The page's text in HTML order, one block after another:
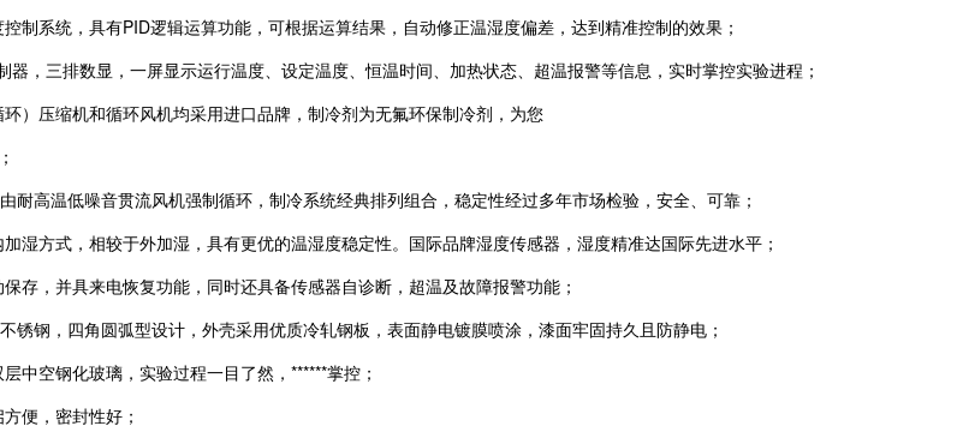
制系统，具有PID逻辑运算功能，可根据运算结果，自动修正温湿度偏差，达到精准控制的效果；
，三排数显，一屏显示运行温度、设定温度、恒温时间、加热状态、超温报警等信息，实时掌控实验进程；
）压缩机和循环风机均采用进口品牌，制冷剂为无氟环保制冷剂，为您
耐高温低噪音贯流风机强制循环，制冷系统经典排列组合，稳定性经过多年市场检验，安全、可靠；
湿方式，相较于外加湿，具有更优的温湿度稳定性。国际品牌湿度传感器，湿度精准达国际先进水平；
存，并具来电恢复功能，同时还具备传感器自诊断，超温及故障报警功能；
锈钢，四角圆弧型设计，外壳采用优质冷轧钢板，表面静电镀膜喷涂，漆面牢固持久且防静电；
中空钢化玻璃，实验过程一目了然，******掌控；
便，密封性好；